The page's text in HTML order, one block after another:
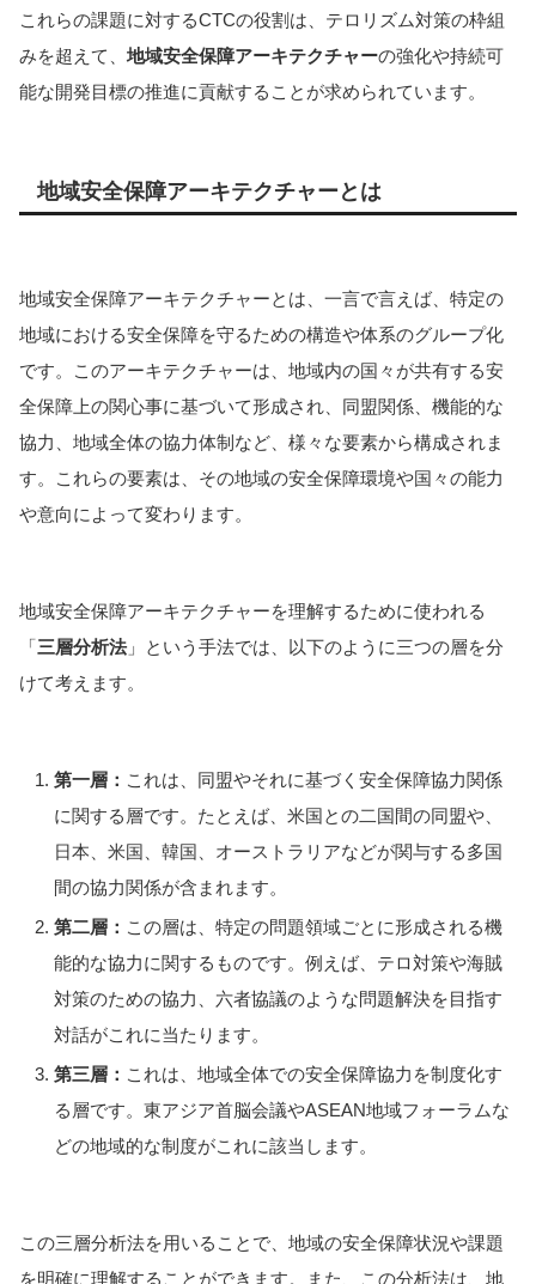
これらの課題に対するCTCの役割は、テロリズム対策の枠組
みを超えて、 地域安全保障アーキテクチャーの強化や持続可
能な開発目標の推進に貢献することが求められています。
地域安全保障アーキテクチャーとは
地域安全保障アーキテクチャーとは、一言で言えば、特定の
地域における安全保障を守るための構造や体系のグループ化
です。このアーキテクチャーは、地域内の国々が共有する安
全保障上の関心事に基づいて形成され、同盟関係、機能的な
協力、地域全体の協力体制など、様々な要素から構成されま
す。これらの要素は、その地域の安全保障環境や国々の能力
や意向によって変わります。
地域安全保障アーキテクチャーを理解するために使われる
「三層分析法」という手法では、以下のように三つの層を分
けて考えます。
第一層： これは、同盟やそれに基づく安全保障協力関係
に関する層です。たとえば、米国との二国間の同盟や、
日本、米国、韓国、オーストラリアなどが関与する多国
間の協力関係が含まれます。
第二層： この層は、特定の問題領域ごとに形成される機
能的な協力に関するものです。例えば、テロ対策や海賊
対策のための協力、六者協議のような問題解決を目指す
対話がこれに当たります。
第三層： これは、地域全体での安全保障協力を制度化す
る層です。東アジア首脳会議やASEAN地域フォーラムな
どの地域的な制度がこれに該当します。
この三層分析法を用いることで、地域の安全保障状況や課題
を明確に理解することができます。また、この分析法は、地